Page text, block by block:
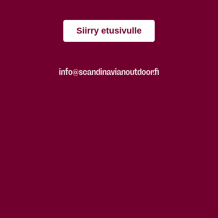
Siirry etusivulle
info@scandinavianoutdoor.fi